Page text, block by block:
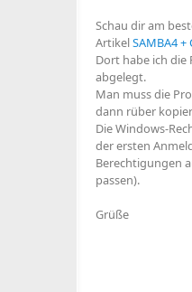
Schau dir am
ArtikelSAMBA4 +
Dort habe ich die
abgelegt.
Man muss die
dann rüber
Die Windows-
der ersten
Berechtigungen
passen).
Grüße